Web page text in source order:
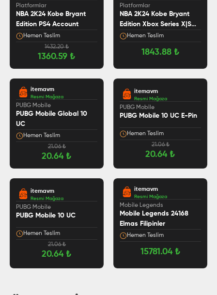
Platformlar
NBA 2K24 Kobe Bryant
Edition PS4 Account
Hemen Teslim
1432.20₺
1360.59 ₺
Platformlar
NBA 2K24 Kobe Bryant
Edition Xbox Series X|S
Account
Hemen Teslim
1843.88₺
itemavm
Resmi Mağaza
PUBG Mobile
PUBG Mobile Global 10
UC
Hemen Teslim
21.06₺
20.64₺
itemavm
Resmi Mağaza
PUBG Mobile
PUBG Mobile 10 UC E-Pin
Hemen Teslim
21.06₺
20.64₺
itemavm
Resmi Mağaza
PUBG Mobile
PUBG Mobile 10 UC
Hemen Teslim
21.06₺
20.64₺
itemavm
Resmi Mağaza
Mobile Legends
Mobile Legends 24168
Elmas Filipinler
Hemen Teslim
15781.04₺